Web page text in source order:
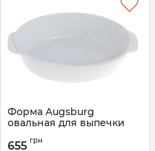
Форма Augsburg
овальная для выпечки
керамическая (белая)
655 грн